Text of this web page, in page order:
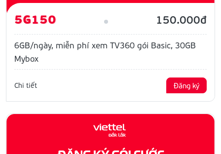
5G150 150.000đ
6GB/ngày, miễn phí xem TV360 gói Basic, 30GB
Mybox
Chi tiết Đăng ký